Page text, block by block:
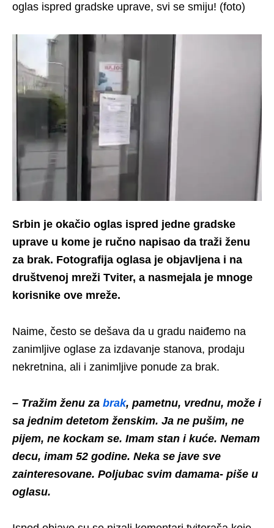
oglas ispred gradske uprave, svi se smiju! (foto)
Srbin je okačio oglas ispred jedne gradske
uprave u kome je ručno napisao da traži ženu
za brak. Fotografija oglasa je objavljena i na
društvenoj mreži Tviter, a nasmejala je mnoge
korisnike ove mreže.
Naime, često se dešava da u gradu naiđemo na
zanimljive oglase za izdavanje stanova, prodaju
nekretnina, ali i zanimljive ponude za brak.
– Tražim ženu za brak, pametnu, vrednu, može i
sa jednim detetom ženskim. Ja ne pušim, ne
pijem, ne kockam se. Imam stan i kuće. Nemam
decu, imam 52 godine. Neka se jave sve
zainteresovane. Poljubac svim damama- piše u
oglasu.